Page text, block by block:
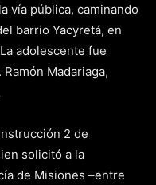
vía pública, caminando
barrio Yacyretá, en
adolescente fue
Madariaga,
2 de
solicitó a la
de Misiones –entre